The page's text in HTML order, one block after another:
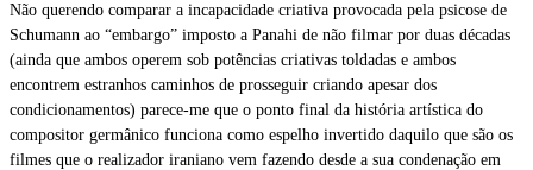
Não querendo comparar a incapacidade criativa provocada pela psicose de
Schumann ao “embargo” imposto a Panahi de não filmar por duas décadas
(ainda que ambos operem sob potências criativas toldadas e ambos
encontrem estranhos caminhos de prosseguir criando apesar dos
condicionamentos) parece-me que o ponto final da história artística do
compositor germânico funciona como espelho invertido daquilo que são os
filmes que o realizador iraniano vem fazendo desde a sua condenação em